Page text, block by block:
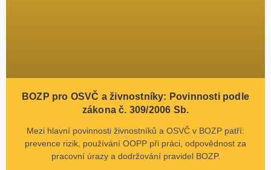
BOZP pro OSVČ a živnostníky: Povinnosti podle
zákona č. 309/2006 Sb.
Mezi hlavní povinnosti živnostníků a OSVČ v BOZP patří:
prevence rizik, používání OOPP při práci, odpovědnost za
pracovní úrazy a dodržování pravidel BOZP.